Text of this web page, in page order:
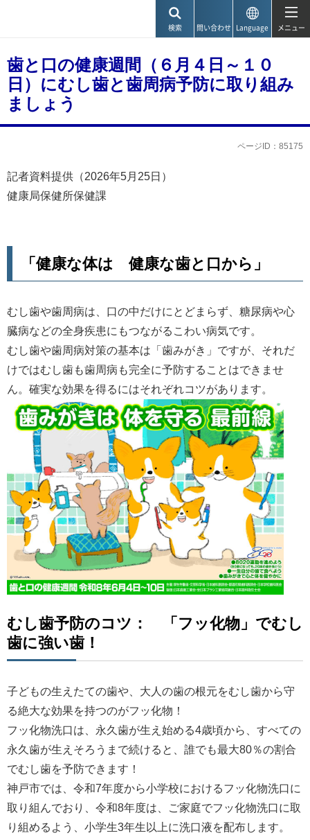
検索 問い合わせ Language メニュー
歯と口の健康週間（６月４日～１０
日）にむし歯と歯周病予防に取り組み
ましょう
ページID：85175
記者資料提供（2026年5月25日）
健康局保健所保健課
「健康な体は 健康な歯と口から」
むし歯や歯周病は、口の中だけにとどまらず、糖尿病や心
臓病などの全身疾患にもつながるこわい病気です。
むし歯や歯周病対策の基本は「歯みがき」ですが、それだ
けではむし歯も歯周病も完全に予防することはできませ
ん。確実な効果を得るにはそれぞれコツがあります。
むし歯予防のコツ： 「フッ化物」でむし
歯に強い歯！
子どもの生えたての歯や、大人の歯の根元をむし歯から守
る絶大な効果を持つのがフッ化物！
フッ化物洗口は、永久歯が生え始める4歳頃から、すべての
永久歯が生えそろうまで続けると、誰でも最大80％の割合
でむし歯を予防できます！
神戸市では、令和7年度から小学校におけるフッ化物洗口に
取り組んでおり、令和8年度は、ご家庭でフッ化物洗口に取
り組めるよう、小学生3年生以上に洗口液を配布します。